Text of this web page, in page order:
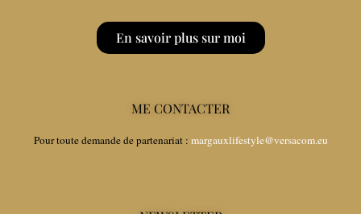
En savoir plus sur moi
ME CONTACTER
Pour toute demande de partenariat : margauxlifestyle@versacom.eu